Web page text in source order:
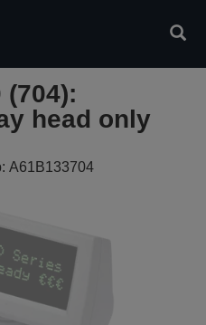
(704):
head only
A61B133704